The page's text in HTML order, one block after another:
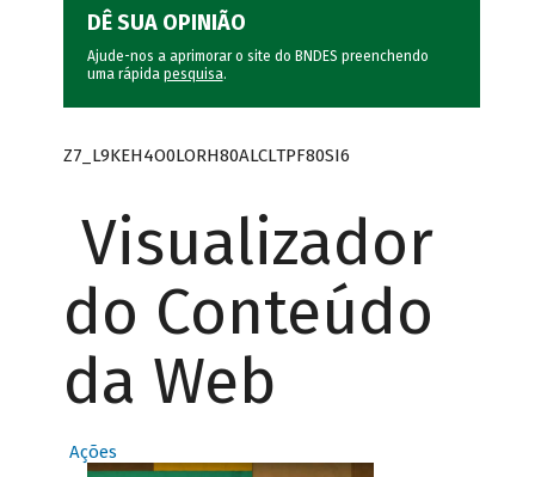
DÊ SUA OPINIÃO
Ajude-nos a aprimorar o site do BNDES preenchendo
uma rápida pesquisa.
Z7_L9KEH4O0LORH80ALCLTPF80SI6
Visualizador
do Conteúdo
da Web
Ações